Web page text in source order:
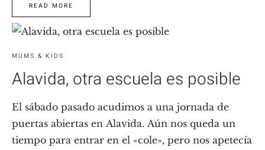
READ MORE
MUMS & KIDS
Alavida, otra escuela es posible
El sábado pasado acudimos a una jornada de
puertas abiertas en Alavida. Aún nos queda un
tiempo para entrar en el «cole», pero nos apetecía